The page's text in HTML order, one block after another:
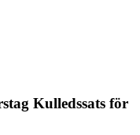
Kulledssats för